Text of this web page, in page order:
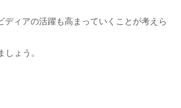
ディアの活躍も高まっていくことが考えら
ょう。